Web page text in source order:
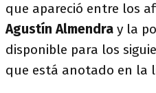
que apareció entre los
Agustín Almendra y la
disponible para los
que está anotado en la